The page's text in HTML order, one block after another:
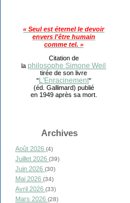
« Seul est éternel le devoir
envers l'être humain
comme tel. »
Citation de
laphilosophe Simone Weil
tirée de son livre
"L'Enracinement"
(éd. Gallimard) publié
en 1949 après sa mort.
Archives
Août 2026 (4)
Juillet 2026 (39)
Juin 2026 (30)
Mai 2026 (34)
Avril 2026 (33)
Mars 2026 (28)